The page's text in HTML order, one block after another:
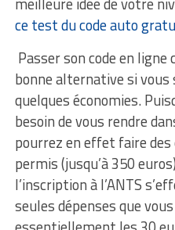
ce test du code auto
Passer son code en
bonne alternative si
quelques économies.
besoin de vous rendre
pourrez en effet faire
permis (jusqu’à 350
l’inscription à l’ANTS
seules dépenses que